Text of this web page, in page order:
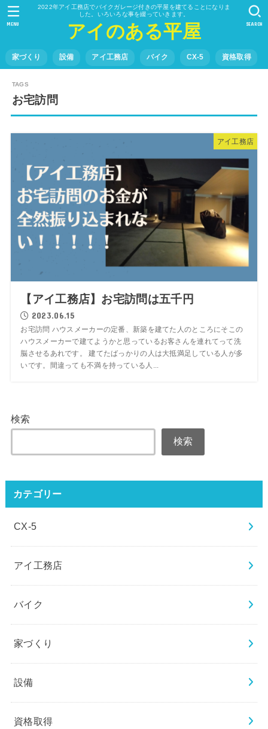
2022年アイ工務店でバイクガレージ付きの平屋を建てることになりま
した。いろいろな事を綴っていきます。
アイのある平屋
家づくり 設備 アイ工務店 バイク CX-5 資格取得
SEARCH
MENU
お宅訪問
アイ工務店
【アイ工務店】お宅訪問は五千円
2023.06.15
お宅訪問 ハウスメーカーの定番、新築を建てた人のところにそこの
ハウスメーカーで建てようかと思っているお客さんを連れてって洗
脳させるあれです。 建てたばっかりの人は大抵満足している人が多
いです。間違っても不満を持っている人...
検索
検索
カテゴリー
CX-5
アイ工務店
バイク
家づくり
設備
資格取得